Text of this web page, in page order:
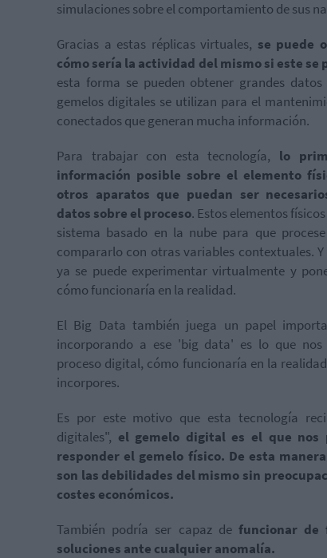
simulaciones sobre el comportamiento de sus
Gracias a estas réplicas virtuales, se puede
cómo sería la actividad del mismo si este
esta forma se pueden obtener grandes
gemelos digitales se utilizan para el
conectados que generan mucha información.
Para trabajar con esta tecnología, lo
información posible sobre el elemento
otros aparatos que puedan ser
datos sobre el proceso. Estos elementos
sistema basado en la nube para que
compararlo con otras variables contextuales.
ya se puede experimentar virtualmente y
cómo funcionaría en la realidad.
El Big Data también juega un papel
incorporando a ese 'big data' es lo que nos
proceso digital, cómo funcionaría en la
incorpores.
Es por este motivo que esta tecnología
digitales", el gemelo digital es el que nos
responder el gemelo físico. De esta
son las debilidades del mismo sin
costes económicos.
También podría ser capaz de funcionar de
soluciones ante cualquier anomalía.